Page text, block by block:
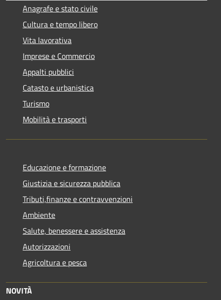
Anagrafe e stato civile
Cultura e tempo libero
Vita lavorativa
Imprese e Commercio
Appalti pubblici
Catasto e urbanistica
Turismo
Mobilità e trasporti
Educazione e formazione
Giustizia e sicurezza pubblica
Tributi,finanze e contravvenzioni
Ambiente
Salute, benessere e assistenza
Autorizzazioni
Agricoltura e pesca
NOVITÀ